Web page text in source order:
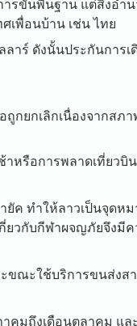
รขั้นพื้นฐาน แต่สิ่งอำ
เพื่อนบ้าน เช่น ไทย
ลาร์ ดังนั้นประกันการ
ถูกยกเลิกเนื่องจากสภ
หรือการพลาดเที่ยวบิ
ยัค ทำให้ลาวเป็นจุดห
ยวกับกีฬาผจญภัยจึงมี
ขณะใช้บริการขนส่งส
คมถึงเดือนตุลาคม แล